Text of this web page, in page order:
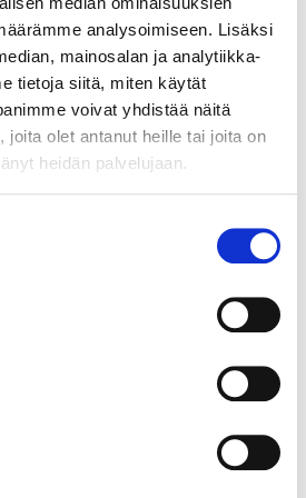
analysoimiseen. Lisäksi
mainosalan ja analytiikka-
tietoja siitä, miten käytät
voivat yhdistää näitä
joita olet antanut heille tai joita on
heidän palvelujaan.
Designates the
country code that
is calculated based
on the user's IP
address. Used to
determine what
language should be
Istunto
käytetään verkkosivustoilla
ja siten arvokkaampia